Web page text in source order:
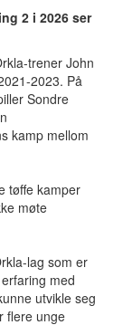
2 i 2026 ser
trener John
2023. På
Sondre
kamp mellom
tøffe kamper
møte
lag som er
med
utvikle seg
flere unge